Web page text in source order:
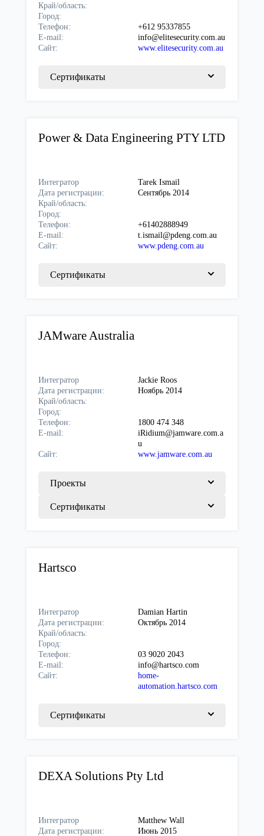
Край/область:
Город:
Телефон:
+612 95337855
E-mail:
info@elitesecurity.com.au
Сайт:
www.elitesecurity.com.au
Сертификаты
Power & Data Engineering PTY LTD
Интегратор
Tarek Ismail
Дата регистрации:
Сентябрь 2014
Край/область:
Город:
Телефон:
+61402888949
E-mail:
t.ismail@pdeng.com.au
Сайт:
www.pdeng.com.au
Сертификаты
JAMware Australia
Интегратор
Jackie Roos
Дата регистрации:
Ноябрь 2014
Край/область:
Город:
Телефон:
1800 474 348
E-mail:
iRidium@jamware.com.a
u
Сайт:
www.jamware.com.au
Проекты
Сертификаты
Hartsco
Интегратор
Damian Hartin
Дата регистрации:
Октябрь 2014
Край/область:
Город:
Телефон:
03 9020 2043
E-mail:
info@hartsco.com
Сайт:
home-
automation.hartsco.com
Сертификаты
DEXA Solutions Pty Ltd
Интегратор
Matthew Wall
Дата регистрации:
Июнь 2015